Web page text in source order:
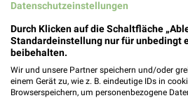
Datenschutzeinstellungen
Durch Klicken auf die Schaltfläche
Standardeinstellung nur für unbedingt
beibehalten.
Wir und unsere Partner speichern und/oder
einem Gerät zu, wie z. B. eindeutige IDs in
Browserspeichern, um personenbezogene